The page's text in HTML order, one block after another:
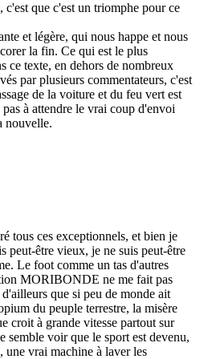
que c'est un triomphe pour ce
et légère, qui nous happe et nous
la fin. Ce qui est le plus
ce texte, en dehors de nombreux
par plusieurs commentateurs, c'est
de la voiture et du feu vert est
à attendre le vrai coup d'envoi
nouvelle.
tous ces exceptionnels, et bien je
peut-être vieux, je ne suis peut-être
Le foot comme un tas d'autres
MORIBONDE ne me fait pas
que si peu de monde ait
du peuple terrestre, la misère
croit à grande vitesse partout sur
semble voir que le sport est devenu,
une vrai machine à laver les